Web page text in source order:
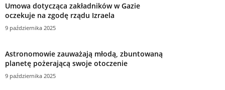
Umowa dotycząca zakładników w Gazie
oczekuje na zgodę rządu Izraela
9 października 2025
Astronomowie zauważają młodą, zbuntowaną
planetę pożerającą swoje otoczenie
9 października 2025